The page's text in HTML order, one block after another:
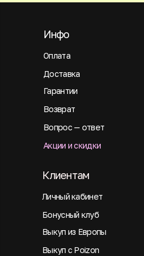
Оплата
Инфо
Доставка
Гарантии
Возврат
Вопрос — ответ
Акции и скидки
Личный кабинет
Клиентам
Бонусный клуб
Выкуп из Европы
Выкуп с Poizon